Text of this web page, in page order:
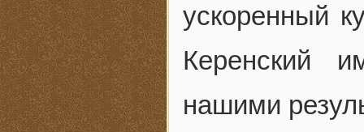
ускоренный
Керенский
нашими